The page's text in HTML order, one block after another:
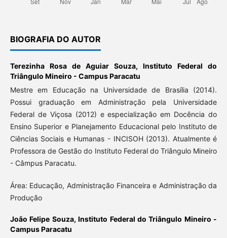
BIOGRAFIA DO AUTOR
Terezinha Rosa de Aguiar Souza,Instituto Federal do
Triângulo Mineiro - Campus Paracatu
Mestre em Educação na Universidade de Brasília (2014).
Possui graduação em Administração pela Universidade
Federal de Viçosa (2012) e especialização em Docência do
Ensino Superior e Planejamento Educacional pelo Instituto de
Ciências Sociais e Humanas - INCISOH (2013). Atualmente é
Professora de Gestão do Instituto Federal do Triângulo Mineiro
- Câmpus Paracatu.
Área: Educação, Administração Financeira e Administração da
Produção
João Felipe Souza,Instituto Federal do Triângulo Mineiro -
Campus Paracatu